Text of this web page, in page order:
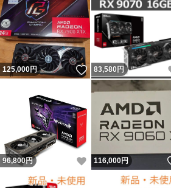
125,000円 いいね！
83,580 円
96,800円 いいね！
116,000円